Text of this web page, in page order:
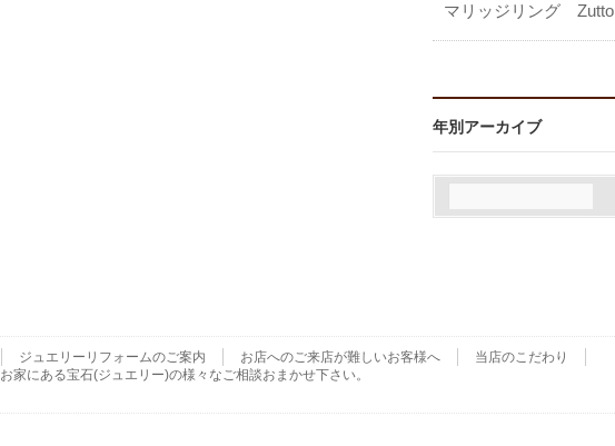
マリッジリング Zutto
年別アーカイブ
ジュエリーリフォームのご案内 お店へのご来店が難しいお客様へ
当店のこだわり
お家にある宝石(ジュエリー)の様々なご相談おまかせ下さい。